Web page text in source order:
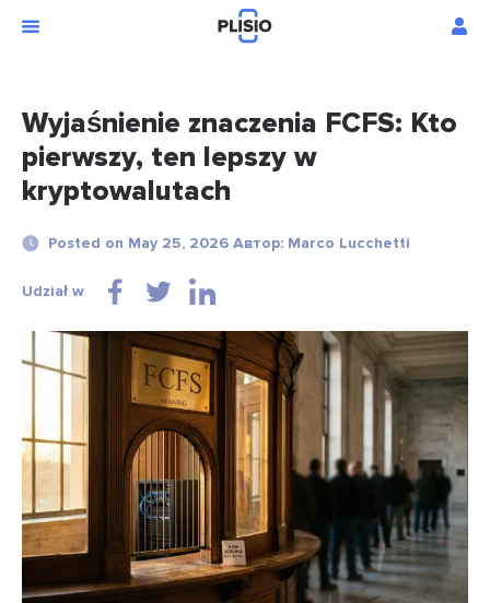
Wyjaśnienie znaczenia FCFS: Kto
pierwszy, ten lepszy w
kryptowalutach
Posted on May 25, 2026 Автор: Marco Lucchetti
Udział w